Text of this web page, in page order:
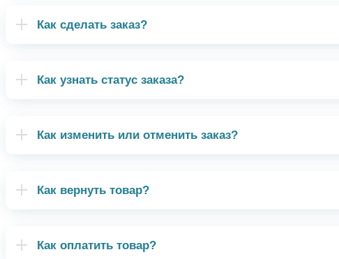
Как сделать заказ?
Как узнать статус заказа?
Как изменить или отменить заказ?
Как вернуть товар?
Как оплатить товар?